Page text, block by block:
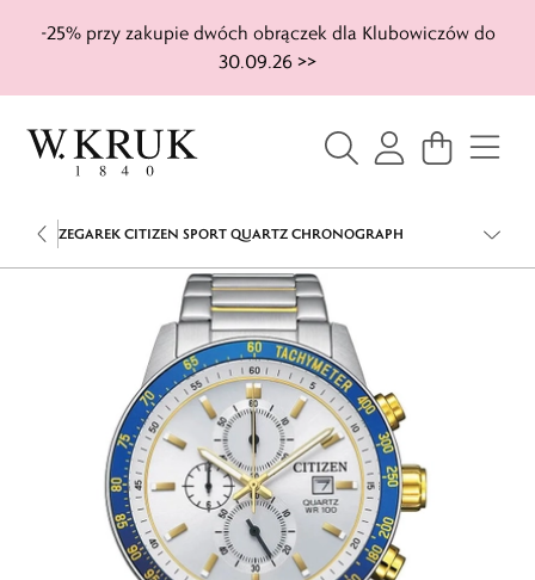
-25% przy zakupie dwóch obrączek dla Klubowiczów do
30.09.26 >>
ZEGAREK CITIZEN SPORT QUARTZ CHRONOGRAPH